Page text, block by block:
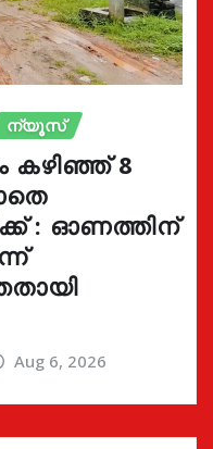
ന്യൂസ്
കഴിഞ്ഞ് 8
: ഓണത്തിന്
Aug 6, 2026